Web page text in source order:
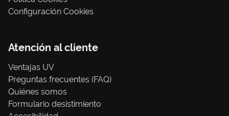
Configuración Cookies
Atención al cliente
Ventajas UV
Preguntas frecuentes (FAQ)
Quiénes somos
Formulario desistimiento